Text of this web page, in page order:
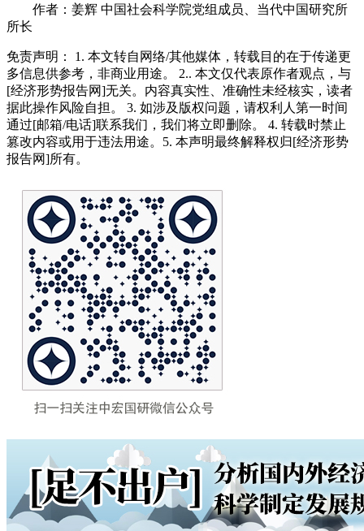
作者：姜辉 中国社会科学院党组成员、当代中国研究所
所长
免责声明： 1. 本文转自网络/其他媒体，转载目的在于传递更
多信息供参考，非商业用途。 2.. 本文仅代表原作者观点，与
[经济形势报告网]无关。内容真实性、准确性未经核实，读者
据此操作风险自担。 3. 如涉及版权问题，请权利人第一时间
通过[邮箱/电话]联系我们，我们将立即删除。 4. 转载时禁止
篡改内容或用于违法用途。5. 本声明最终解释权归[经济形势
报告网]所有。